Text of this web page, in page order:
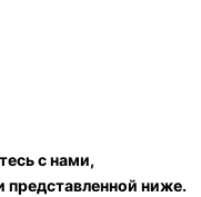
с нами,
ниже.